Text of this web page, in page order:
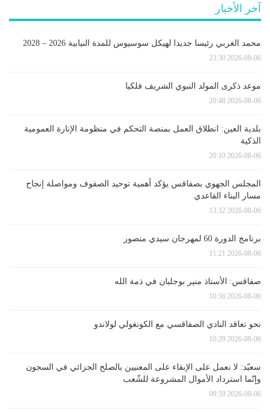
آخر الأخبار
محمد الغربي رئيسا جديدا لهيكل سوسيوس للمدة النيابية 2026 – 2028
2026-08-06 23:30
موعد ذكرى المولد النبوي الشريف فلكيا
2026-08-06 20:48
بلدية العين: انطلاق العمل بمنصة التحكم في منظومة الإنارة العمومية
الذكية
2026-08-06 20:10
المجلس الجهوي بصفاقس يؤكد أهمية توحيد الصفوف ومواصلة إنجاح
مسار البناء القاعدي
2026-08-06 13:32
برنامج الدورة 60 لمهرجان سيدي منصور
2026-08-06 11:21
صفاقس: الأستاذ منير بوجلبان في ذمة الله
2026-08-06 10:56
نحو تعاقد النادي الصفاقسي مع الكونغولي لولاندو
2026-08-06 10:29
سعيّد: لا نعمل على الإبقاء على المعنيين بالصلح الجزائي في السجون
وإنّما استرداد الأموال المشروعة للشّعب
2026-08-06 09:59